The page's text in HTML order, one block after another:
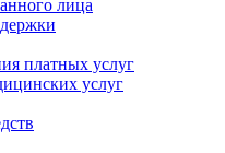
лица
платных услуг
услуг